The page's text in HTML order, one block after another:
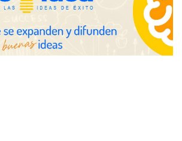
Center con herramientas
estratégico